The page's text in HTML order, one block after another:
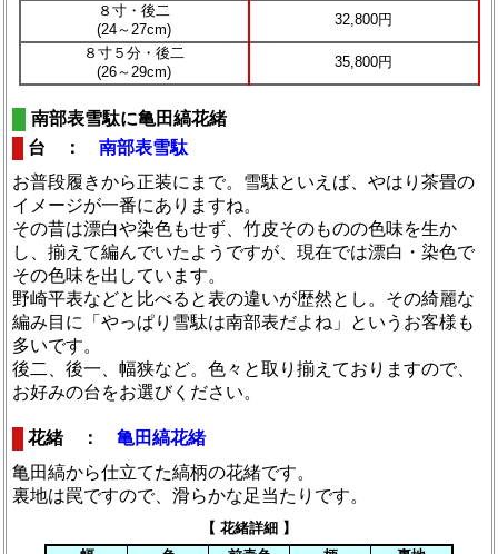
８寸・後二
(24～27cm)
32,800円
８寸５分・後二
(26～29cm)
35,800円
南部表雪駄に亀田縞花緒
台 ：南部表雪駄
お普段履きから正装にまで。雪駄といえば、やはり茶畳の
イメージが一番にありますね。
その昔は漂白や染色もせず、竹皮そのものの色味を生か
し、揃えて編んでいたようですが、現在では漂白・染色で
その色味を出しています。
野崎平表などと比べると表の違いが歴然とし。その綺麗な
編み目に「やっぱり雪駄は南部表だよね」というお客様も
多いです。
後二、後一、幅狭など。色々と取り揃えておりますので、
お好みの台をお選びください。
花緒 ：亀田縞花緒
亀田縞から仕立てた縞柄の花緒です。
裏地は罠ですので、滑らかな足当たりです。
【 花緒詳細 】